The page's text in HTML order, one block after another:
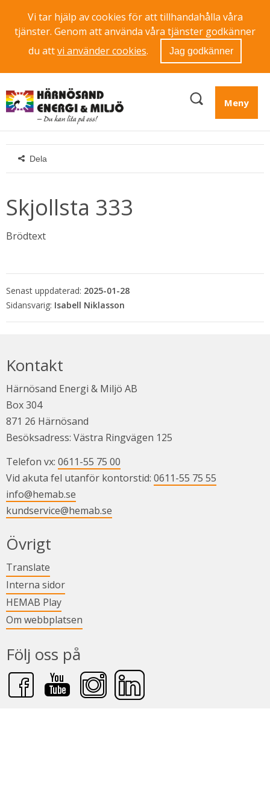
Vi tar hjälp av cookies för att tillhandahålla våra
tjänster. Genom att använda våra tjänster godkänner
du attvi använder cookies. Jag godkänner
Meny
Dela
Skjollsta 333
Brödtext
Senast uppdaterad: 2025-01-28
Isabell Niklasson
Kontakt
Härnösand Energi & Miljö AB
Box 304
871 26 Härnösand
Besöksadress: Västra Ringvägen 125
Telefon vx: 0611-55 75 00
Vid akuta fel utanför kontorstid: 0611-55 75 55
info@hemab.se
kundservice@hemab.se
Övrigt
Translate
Interna sidorLänk till annan webbplats.
HEMAB PlayLänk till annan webbplats.
Om webbplatsen
Följ oss på